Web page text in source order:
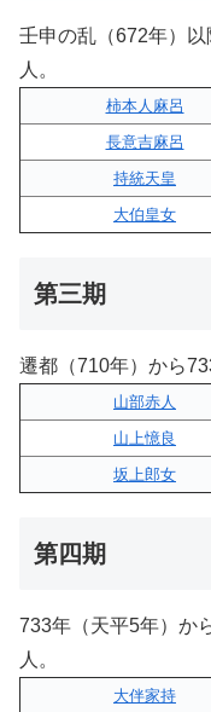
壬申の乱（672年）
人。
柿本人麻呂
長意吉麻呂
持統天皇
大伯皇女
第三期
遷都（710年）から
山部赤人
山上憶良
坂上郎女
第四期
733年（天平5年）か
人。
大伴家持